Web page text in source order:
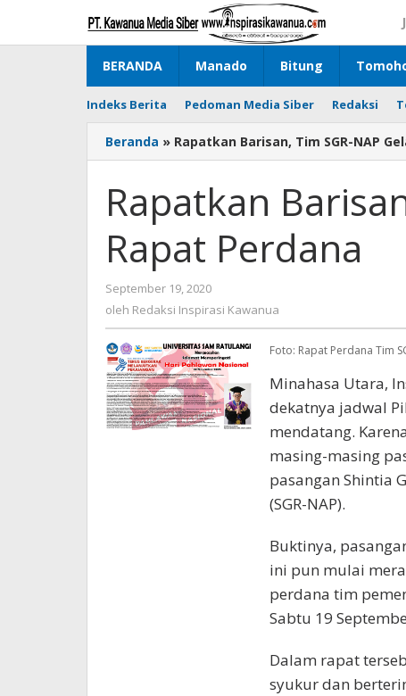
konten
BERANDA Manado Bitung
Indeks Berita Pedoman Media Siber Redaksi
Beranda » Rapatkan Barisan, Tim SGR-NAP
Rapatkan
Rapat Perdana
September 19, 2020
Redaksi
oleh Redaksi Inspirasi Kawanua
Foto: Rapat Perdana Tim
Minahasa Utara,
dekatnya jadwal
mendatang.
masing-masing
pasangan Shintia
(SGR-NAP).
Buktinya,
ini pun mulai
perdana tim
Sabtu 19
Dalam rapat
syukur dan